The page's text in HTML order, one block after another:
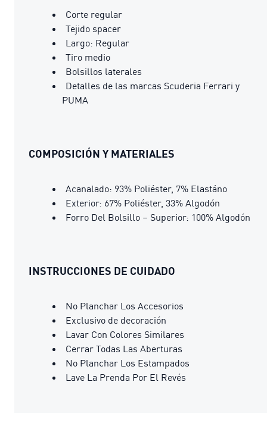
Corte regular
Tejido spacer
Largo: Regular
Tiro medio
Bolsillos laterales
Detalles de las marcas Scuderia Ferrari y
PUMA
COMPOSICIÓN Y MATERIALES
Acanalado: 93% Poliéster, 7% Elastáno
Exterior: 67% Poliéster, 33% Algodón
Forro Del Bolsillo – Superior: 100% Algodón
INSTRUCCIONES DE CUIDADO
No Planchar Los Accesorios
Exclusivo de decoración
Lavar Con Colores Similares
Cerrar Todas Las Aberturas
No Planchar Los Estampados
Lave La Prenda Por El Revés